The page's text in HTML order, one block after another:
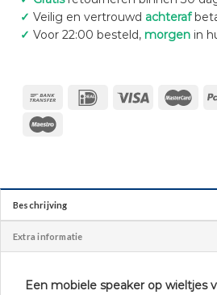
✓ Veilig en vertrouwd achteraf
✓ Voor 22:00 besteld, morgenin
Beschrijving
Extra informatie
Een mobiele speaker op wieltjes